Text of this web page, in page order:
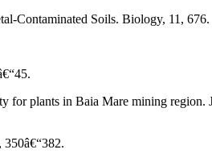
Contaminated Soils. Biology, 11, 676.
plants in Baia Mare mining region.